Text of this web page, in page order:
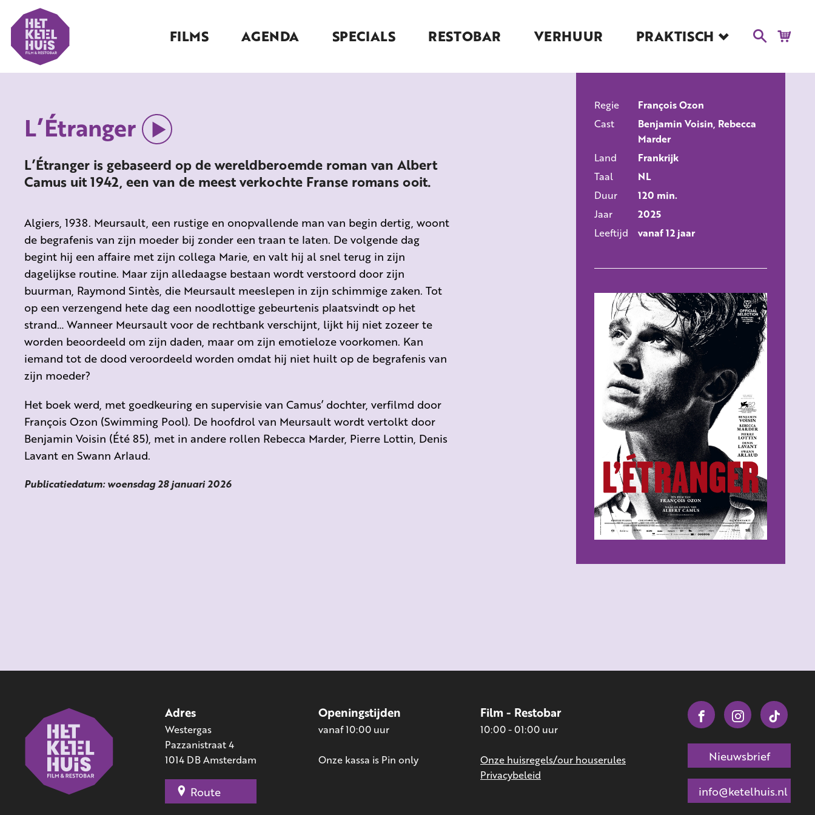
FILMS AGENDA SPECIALS RESTOBAR VERHUUR PRAKTISCH
Blog
Educatie
Kaartverkoop en
Tarieven
Over Het Ketelhuis
L’Étranger
L’Étranger is gebaseerd op de wereldberoemde roman van Albert
Camus uit 1942, een van de meest verkochte Franse romans ooit.
Algiers, 1938. Meursault, een rustige en onopvallende man van begin dertig, woont
de begrafenis van zijn moeder bij zonder een traan te laten. De volgende dag
begint hij een affaire met zijn collega Marie, en valt hij al snel terug in zijn
dagelijkse routine. Maar zijn alledaagse bestaan wordt verstoord door zijn
buurman, Raymond Sintès, die Meursault meeslepen in zijn schimmige zaken. Tot
op een verzengend hete dag een noodlottige gebeurtenis plaatsvindt op het
strand… Wanneer Meursault voor de rechtbank verschijnt, lijkt hij niet zozeer te
worden beoordeeld om zijn daden, maar om zijn emotieloze voorkomen. Kan
iemand tot de dood veroordeeld worden omdat hij niet huilt op de begrafenis van
zijn moeder?
Het boek werd, met goedkeuring en supervisie van Camus’ dochter, verfilmd door
François Ozon (Swimming Pool). De hoofdrol van Meursault wordt vertolkt door
Benjamin Voisin (Été 85), met in andere rollen Rebecca Marder, Pierre Lottin, Denis
Lavant en Swann Arlaud.
Publicatiedatum: woensdag 28 januari 2026
ALLE FILMS
Regie
François Ozon
Cast
Benjamin Voisin, Rebecca
Marder
Land
Frankrijk
Taal
NL
Duur
120 min.
Jaar
2025
Leeftijd
vanaf 12 jaar
Adres
Westergas
Pazzanistraat 4
1014 DB Amsterdam
Route
Openingstijden
vanaf 10:00 uur
Onze kassa is Pin only
Film - Restobar
10:00 - 01:00 uur
Onze huisregels/our houserules
Privacybeleid
Nieuwsbrief
info@ketelhuis.nl